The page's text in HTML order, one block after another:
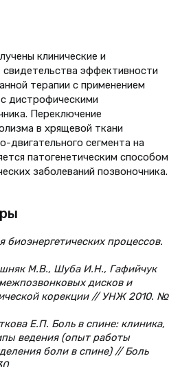
клинические и
свидетельства эффективности
терапии с применением
дистрофическими
Переключение
в хрящевой ткани
двигательного сегмента на
патогенетическим способом
заболеваний позвоночника.
процессов.
М.В., Шуба И.Н., Гафийчук
дисков и
корекции // УНЖ 2010. №
Е.П. Боль в спине: клиника,
ведения (опыт работы
боли в спине) // Боль